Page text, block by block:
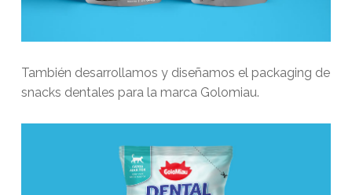
También desarrollamos y diseñamos el packaging de
snacks dentales para la marca Golomiau.